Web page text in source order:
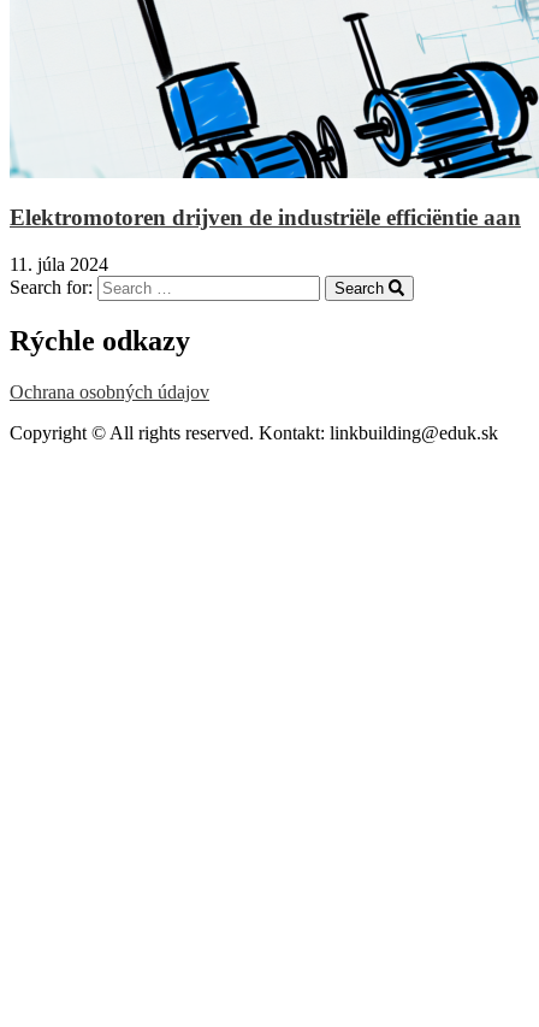
Elektromotoren drijven de industriële efficiëntie aan
11. júla 2024
Search for:
Search
Rýchle odkazy
Ochrana osobných údajov
Copyright © All rights reserved. Kontakt: linkbuilding@eduk.sk